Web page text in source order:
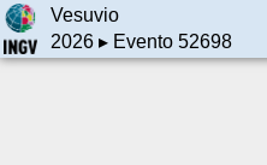
Vesuvio
2026▸ Evento 52698